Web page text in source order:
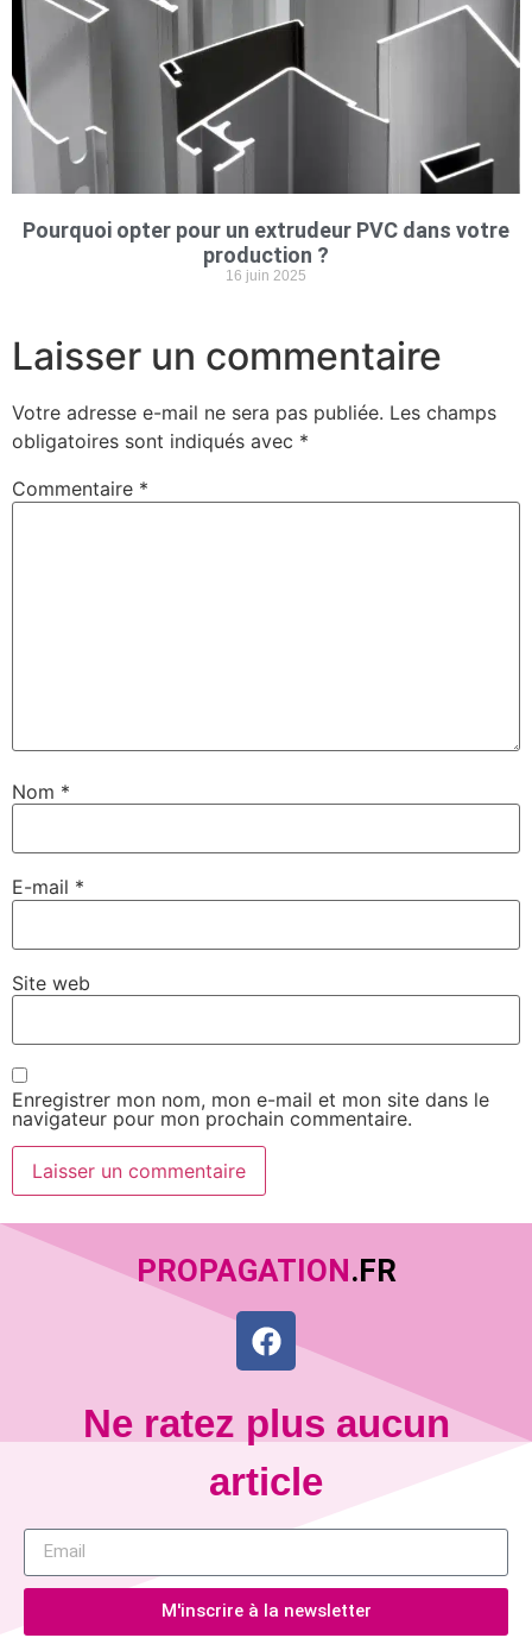
Pourquoi opter pour un extrudeur PVC dans votre
production ?
16 juin 2025
Laisser un commentaire
Votre adresse e-mail ne sera pas publiée. Les champs
obligatoires sont indiqués avec *
Commentaire *
Nom *
E-mail *
Site web
Enregistrer mon nom, mon e-mail et mon site dans le
navigateur pour mon prochain commentaire.
PROPAGATION.FR
Ne ratez plus aucun
article
M'inscrire à la newsletter